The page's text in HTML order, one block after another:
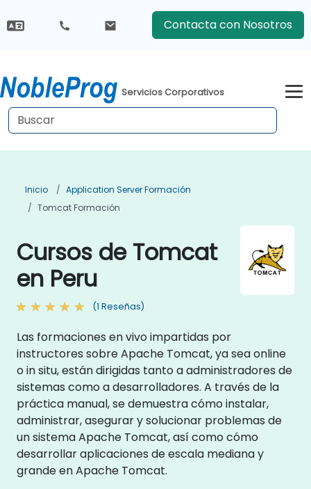
Contacta con Nosotros
Servicios Corporativos
Inicio
Application Server Formación
Tomcat Formación
Cursos de Tomcat
en Peru
(1 Reseñas)
Las formaciones en vivo impartidas por
instructores sobre Apache Tomcat, ya sea online
o in situ, están dirigidas tanto a administradores de
sistemas como a desarrolladores. A través de la
práctica manual, se demuestra cómo instalar,
administrar, asegurar y solucionar problemas de
un sistema Apache Tomcat, así como cómo
desarrollar aplicaciones de escala mediana y
grande en Apache Tomcat.